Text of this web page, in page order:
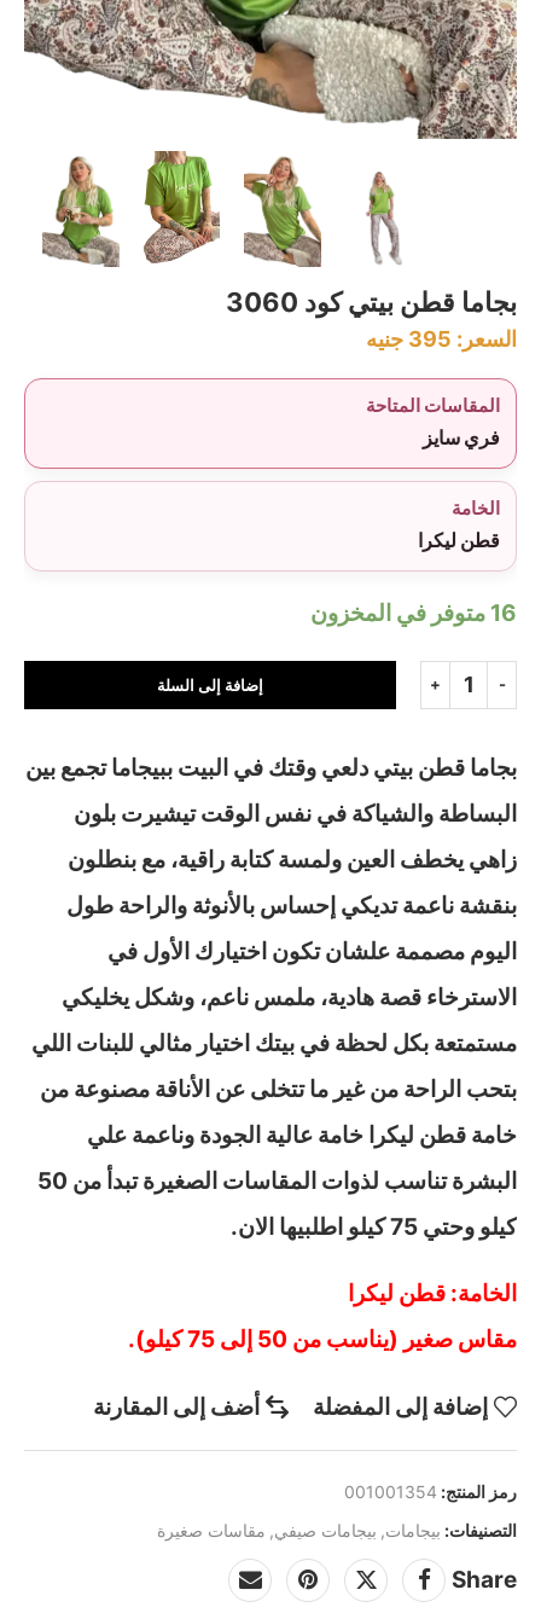
بجاما قطن بيتي كود 3060
السعر: 395 جنيه
المقاسات المتاحة
فري سايز
الخامة
قطن ليكرا
16 متوفر في المخزون
إضافة إلى السلة
بجاما قطن بيتي دلعي وقتك في البيت ببيجاما تجمع بين
البساطة والشياكة في نفس الوقت تيشيرت بلون
زاهي يخطف العين ولمسة كتابة راقية، مع بنطلون
بنقشة ناعمة تديكي إحساس بالأنوثة والراحة طول
اليوم مصممة علشان تكون اختيارك الأول في
الاسترخاء قصة هادية، ملمس ناعم، وشكل يخليكي
مستمتعة بكل لحظة في بيتك اختيار مثالي للبنات اللي
بتحب الراحة من غير ما تتخلى عن الأناقة مصنوعة من
خامة قطن ليكرا خامة عالية الجودة وناعمة علي
البشرة تناسب لذوات المقاسات الصغيرة تبدأ من 50
كيلو وحتي 75 كيلو اطلبيها الان.
الخامة: قطن ليكرا
مقاس صغير (يناسب من 50 إلى 75 كيلو).
إضافة إلى المفضلة أضف إلى المقارنة
رمز المنتج: 001001354
التصنيفات: بيجامات, بيجامات صيفي, مقاسات صغيرة
Share